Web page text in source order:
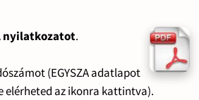
nyilatkozatot.
(EGYSZA adatlapot
az ikonra kattintva).